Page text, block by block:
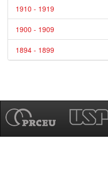
1910 - 1919
1900 - 1909
1894 - 1899